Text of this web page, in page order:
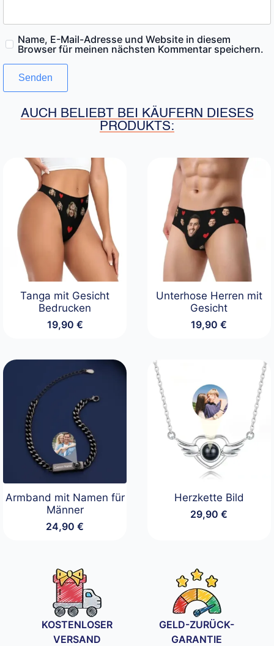
Name, E-Mail-Adresse und Website in diesem
Browser für meinen nächsten Kommentar speichern.
AUCH BELIEBT BEI KÄUFERN DIESES
PRODUKTS:
Tanga mit Gesicht
Bedrucken
19,90 €
Unterhose Herren mit
Gesicht
19,90€
Armband mit Namen für
Männer
24,90€
Herzkette Bild
29,90€
KOSTENLOSER
VERSAND
GELD-ZURÜCK-
GARANTIE